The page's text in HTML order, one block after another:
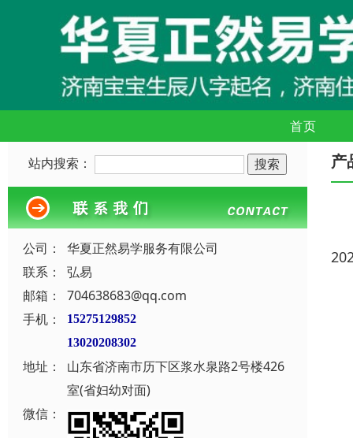
首页
站内搜索：
公司：
华夏正然易学服务有限公司
联系：
弘易
邮箱：
704638683@qq.com
手机：
15275129852
13020208302
地址：
山东省济南市历下区浆水泉路2号楼426
室(省妇幼对面)
微信：
产